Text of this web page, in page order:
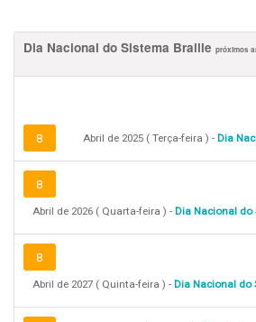
Dia Nacional do Sistema Braille próximos
8 Abril de 2025 ( Terça-feira ) - Dia
8
Abril de 2026 ( Quarta-feira ) - Dia Nacional
8
Abril de 2027 ( Quinta-feira ) - Dia Nacional do